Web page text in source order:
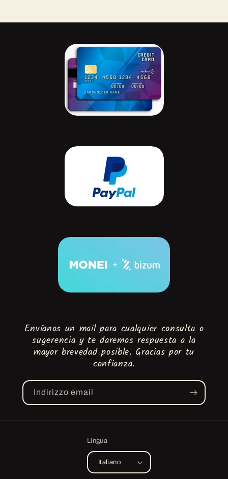
Envíanos un mail para cualquier consulta o
sugerencia y te daremos respuesta a la
mayor brevedad posible. Gracias por tu
confianza.
Indirizzo email
Lingua
Italiano